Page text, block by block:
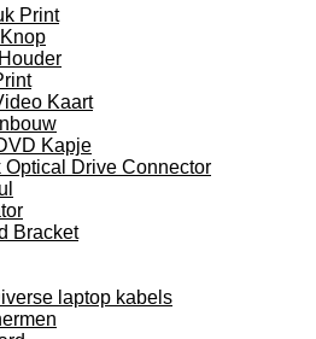
Print
Kaart
Kapje
Optical Drive Connector
Bracket
laptop kabels